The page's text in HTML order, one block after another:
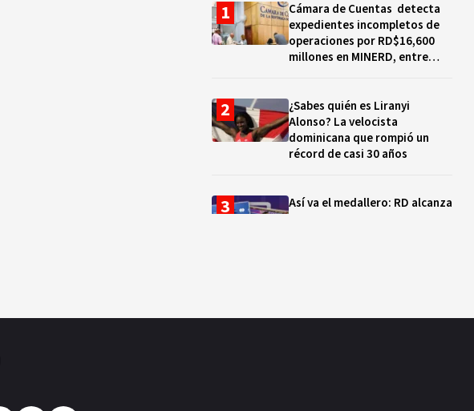
Cámara de Cuentas detecta
expedientes incompletos de
operaciones por RD$16,600
millones en MINERD, entre
¿Sabes quién es Liranyi
Alonso? La velocista
dominicana que rompió un
récord de casi 30 años
Así va el medallero: RD alcanza
Este